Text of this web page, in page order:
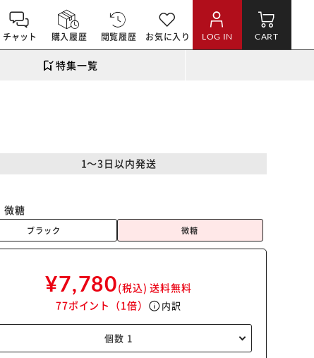
チャット 購入履歴 閲覧履歴 お気に入り LOG IN CART
特集一覧
1～3日以内発送
微糖
ブラック 微糖
¥7,780(税込) 送料無料
77ポイント （1倍） info内訳